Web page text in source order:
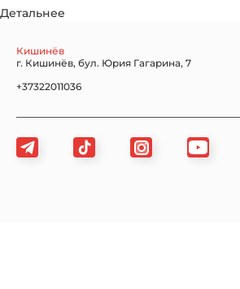
Детальнее
Кишинёв
г. Кишинёв, бул. Юрия Гагарина, 7
+37322011036